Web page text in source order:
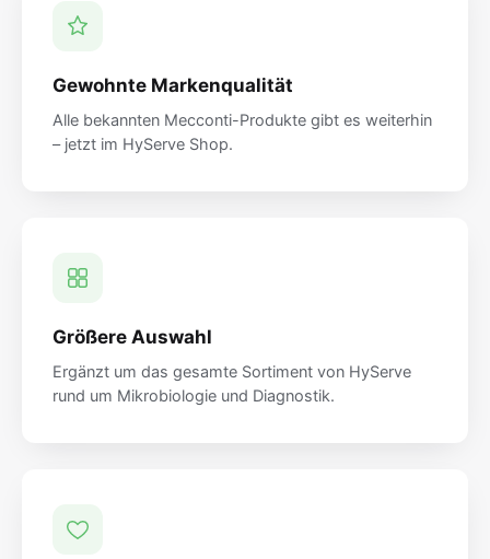
Gewohnte Markenqualität
Alle bekannten Mecconti-Produkte gibt es weiterhin
– jetzt im HyServe Shop.
Größere Auswahl
Ergänzt um das gesamte Sortiment von HyServe
rund um Mikrobiologie und Diagnostik.